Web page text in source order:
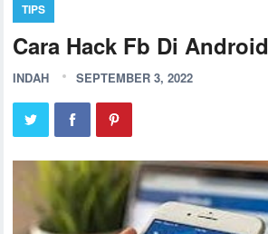
TIPS
Cara Hack Fb Di Android
INDAH SEPTEMBER 3, 2022